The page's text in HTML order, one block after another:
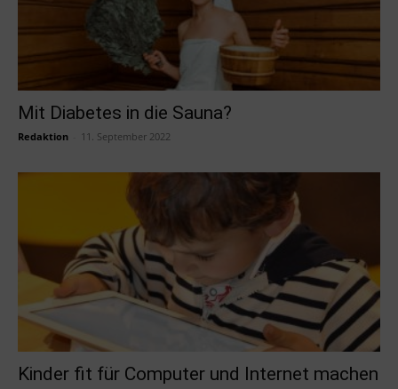
Mit Diabetes in die Sauna?
Redaktion 11. September 2022
Kinder fit für Computer und Internet machen